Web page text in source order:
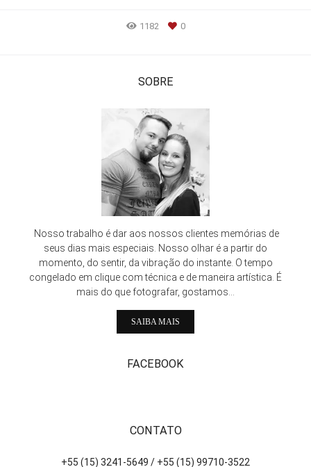
1182 0
SOBRE
Nosso trabalho é dar aos nossos clientes memórias de
seus dias mais especiais. Nosso olhar é a partir do
momento, do sentir, da vibração do instante. O tempo
congelado em clique com técnica e de maneira artística. É
mais do que fotografar, gostamos...
SAIBA MAIS
FACEBOOK
CONTATO
+55 (15) 3241-5649 / +55 (15) 99710-3522